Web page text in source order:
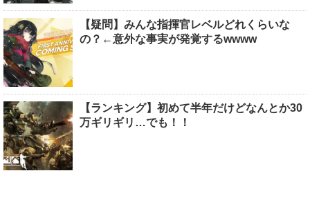
【疑問】みんな指揮官レベルどれくらいな
の？←意外な事実が発覚するwwww
【ランキング】初めて半年だけどなんとか30
万ギリギリ…でも！！